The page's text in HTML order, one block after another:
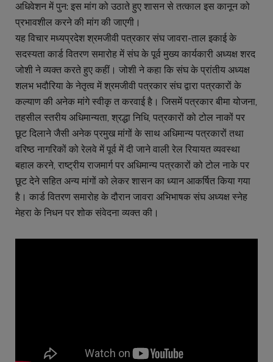
अधिवेशन में पुन: इस मांग को उठाते हुए शासन से तत्काल इस कानून को
प्रभावशील करने की मांग की जाएगी।
यह विचार मध्यप्रदेश श्रमजीवी पत्रकार संघ जावरा-ताल इकाई के
सदस्यता कार्ड वितरण समारोह में संघ के पूर्व मुख्य कार्यकारी अध्यक्ष शरद
जोशी ने व्यक्त करते हुए कहीं। जोशी ने कहा कि संघ के प्रांतीय अध्यक्ष
शलभ भदौरिया के नेतृत्व में श्रमजीवी पत्रकार संघ द्वारा पत्रकारों के
कल्याण की अनेक मांगे स्वीकृ त करवाई है। जिसमें पत्रकार बीमा योजना,
तहसील स्तरीय अधिमान्यता, श्रद्धा निधि, पत्रकारों को टोल नाकों पर
छूट दिलाने जैसी अनेक प्रमुख मांगों के साथ अधिमान्य पत्रकारों तथा
वरिष्ठ नागरिकों को रेलवे में पूर्व में दी जाने वाली रेल रियायत व्यवस्था
बहाल करने, राष्ट्रीय राजमार्ग पर अधिमान्य पत्रकारों को टोल नाके पर
छूट देने सहित अन्य मांगों को लेकर शासन का ध्यान आकर्षित किया गया
है। कार्ड वितरण समारोह के दौरान जावरा अभिभाषक संघ अध्यक्ष स्नेह
मेहरा के निधन पर शोक संवेदना व्यक्त की।